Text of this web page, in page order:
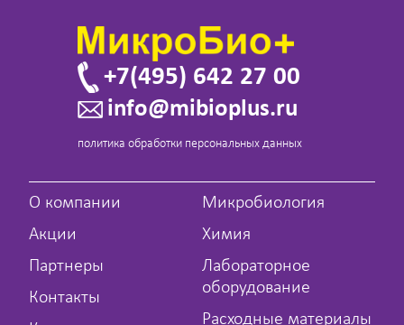
+7(495) 642 27 00
info@mibioplus.ru
политика обработки персональных данных
О компании
Акции
Партнеры
Контакты
Микробиология
Химия
Лабораторное
оборудование
Расходные материалы